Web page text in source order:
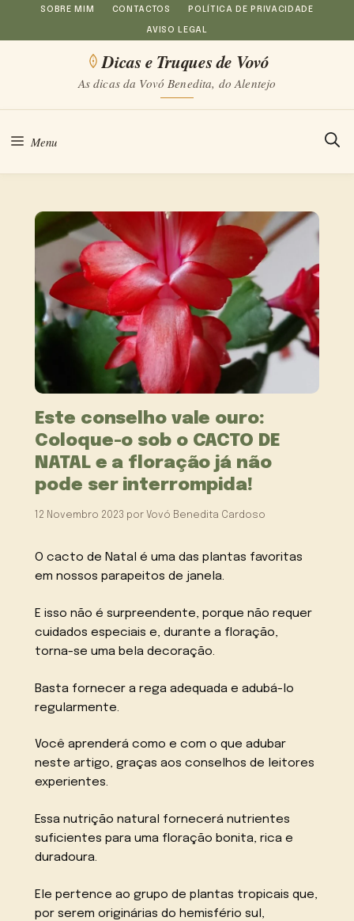
Saltar
para
conteúdo
SOBRE MIM CONTACTOS POLÍTICA DE PRIVACIDADE
AVISO LEGAL
Dicas e Truques de Vovó
As dicas da Vovó Benedita, do Alentejo
Menu
Este conselho vale ouro:
Coloque-o sob o CACTO DE
NATAL e a floração já não
pode ser interrompida!
12 Novembro 2023 por Vovó Benedita Cardoso
O cacto de Natal é uma das plantas favoritas
em nossos parapeitos de janela.
E isso não é surpreendente, porque não requer
cuidados especiais e, durante a floração,
torna-se uma bela decoração.
Basta fornecer a rega adequada e adubá-lo
regularmente.
Você aprenderá como e com o que adubar
neste artigo, graças aos conselhos de leitores
experientes.
Essa nutrição natural fornecerá nutrientes
suficientes para uma floração bonita, rica e
duradoura.
Ele pertence ao grupo de plantas tropicais que,
por serem originárias do hemisfério sul,